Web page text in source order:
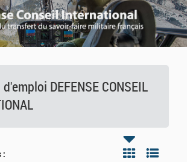
DEFENSE CONSEIL
: